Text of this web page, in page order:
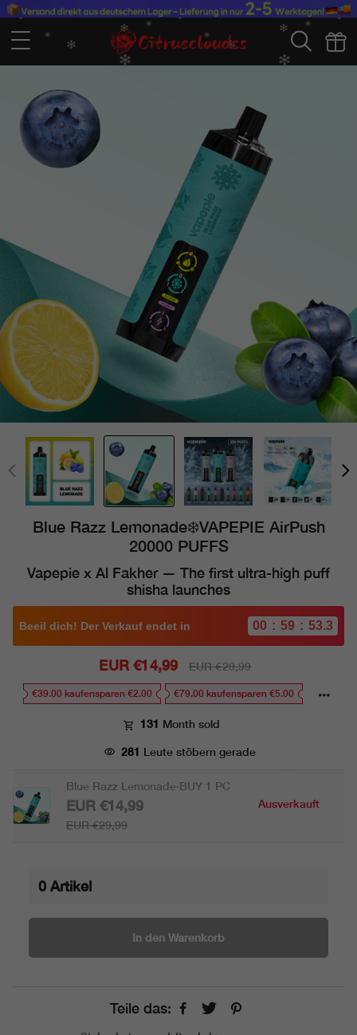
Blue Razz Lemonade❄️VAPEPIE AirPush
20000 PUFFS
Vapepie x Al Fakher — The first ultra-high puff
shisha launches
Beeil dich! Der Verkauf endet in 00 : 59 : 52.0
Sale
price
EUR €14,99
Regular
price
EUR €29,99
€39.00 kaufensparen €2.00 €79.00 kaufensparen €5.00
131 Month sold
281 Leute stöbern gerade
Blue Razz Lemonade·BUY 1 PC
EUR €14,99
EUR €29,99
Ausverkauft
0 Artikel
In den Warenkorb
Teile das: